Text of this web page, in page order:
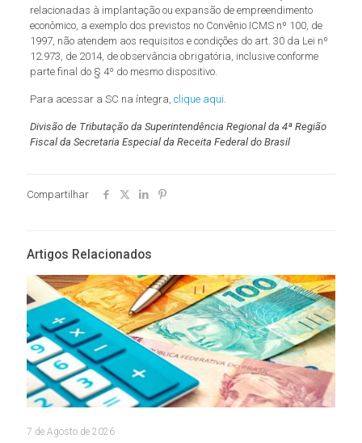
relacionadas à implantação ou expansão de empreendimento
econômico, a exemplo dos previstos no Convênio ICMS nº 100, de
1997, não atendem aos requisitos e condições do art. 30 da Lei nº
12.973, de 2014, de observância obrigatória, inclusive conforme
parte final do § 4º do mesmo dispositivo.
Para acessar a SC na íntegra, clique aqui
Divisão de Tributação da Superintendência Regional da 4ª Região
Fiscal da Secretaria Especial da Receita Federal do Brasil
Compartilhar
Artigos Relacionados
7 de Agosto de 2026